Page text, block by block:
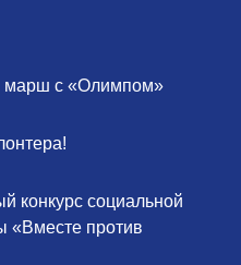
марш с «Олимпом»
конкурс социальной
«Вместе против